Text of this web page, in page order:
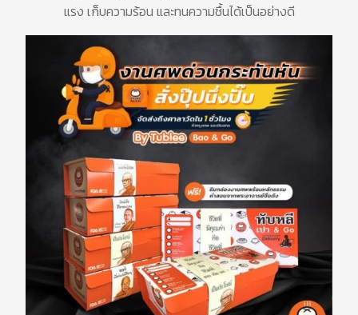
แรง เก็บความร้อน และทนความชื้นได้เป็นอย่างดี